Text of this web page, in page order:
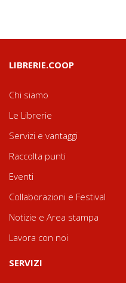
LIBRERIE.COOP
Chi siamo
Le Librerie
Servizi e vantaggi
Raccolta punti
Eventi
Collaborazioni e Festival
Notizie e Area stampa
Lavora con noi
SERVIZI